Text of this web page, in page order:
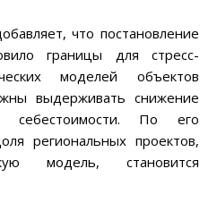
что постановление
границы для стресс-
моделей объектов
выдерживать снижение
По его
региональных проектов,
модель, становится